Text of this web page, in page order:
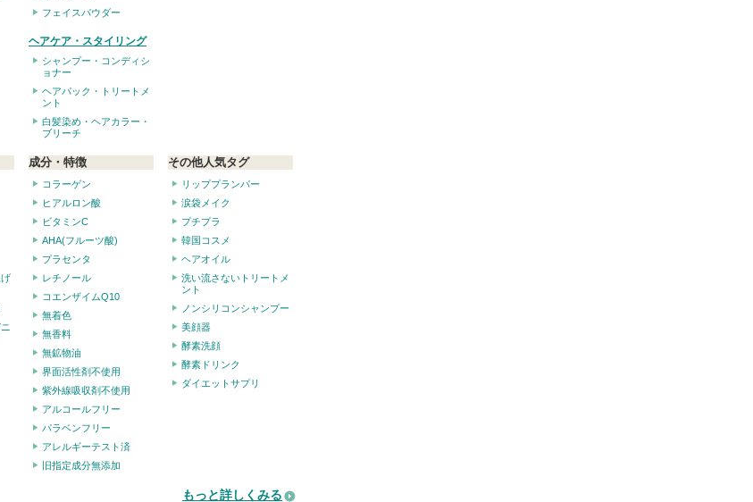
フェイスパウダー
ヘアケア・スタイリング
シャンプー・コンディシ
ョナー
ヘアパック・トリートメ
ント
白髪染め・ヘアカラー・
ブリーチ
成分・特徴
コラーゲン
ヒアルロン酸
ビタミンC
AHA(フルーツ酸)
プラセンタ
レチノール
コエンザイムQ10
無着色
無香料
無鉱物油
界面活性剤不使用
紫外線吸収剤不使用
アルコールフリー
パラベンフリー
アレルギーテスト済
旧指定成分無添加
その他人気タグ
リッププランパー
涙袋メイク
プチプラ
韓国コスメ
ヘアオイル
洗い流さないトリートメ
ント
ノンシリコンシャンプー
美顔器
酵素洗顔
酵素ドリンク
ダイエットサプリ
もっと詳しくみる